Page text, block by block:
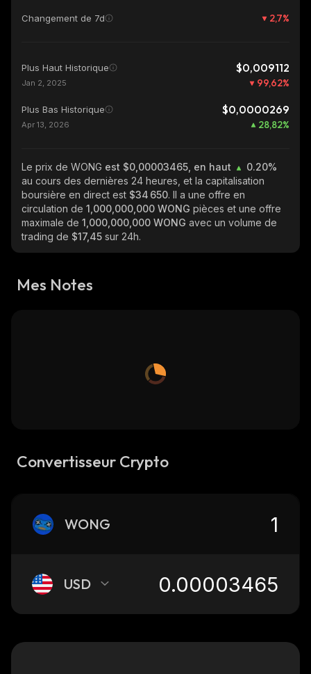
Changement de 7d 2,7%
Plus Haut Historique $0,009112
Jan 2, 2025 99,62%
Plus Bas Historique $0,0000269
Apr 13, 2026 28,82%
Le prix de WONG est $0,00003465, en haut
0.20%
au cours des dernières 24 heures, et la capitalisation
boursière en direct est $34 650. Il a une offre en
circulation de 1,000,000,000 WONG pièces et une offre
maximale de 1,000,000,000 WONG avec un volume de
trading de $17,45 sur 24h.
Mes Notes
Convertisseur Crypto
WONG
USD